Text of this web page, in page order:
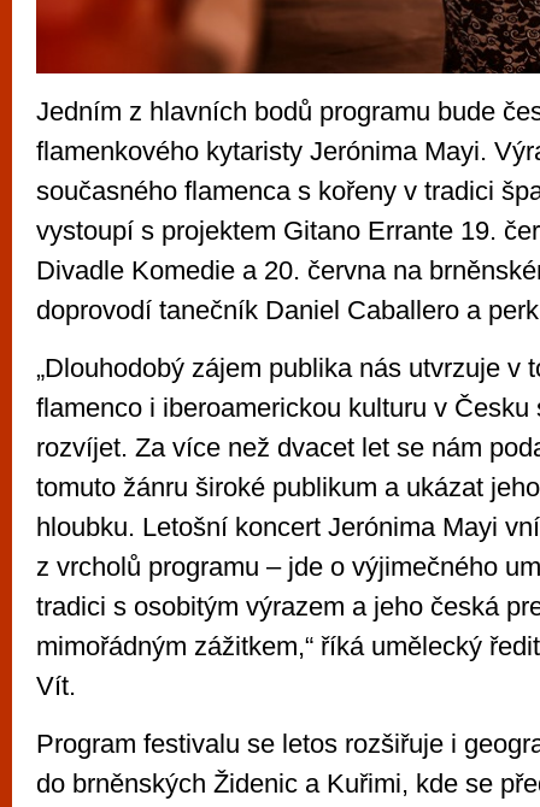
Jedním z hlavních bodů programu bude
flamenkového kytaristy Jerónima Mayi.
současného flamenca s kořeny v tradici
vystoupí s projektem Gitano Errante 19.
Divadle Komedie a 20. června na
doprovodí tanečník Daniel Caballero a
„Dlouhodobý zájem publika nás utvrzuje v
flamenco i iberoamerickou kulturu v Česku
rozvíjet. Za více než dvacet let se nám
tomuto žánru široké publikum a ukázat
hloubku. Letošní koncert Jerónima Mayi
z vrcholů programu – jde o výjimečného
tradici s osobitým výrazem a jeho česká
mimořádným zážitkem,“ říká umělecký
Vít.
Program festivalu se letos rozšiřuje i
do brněnských Židenic a Kuřimi, kde se